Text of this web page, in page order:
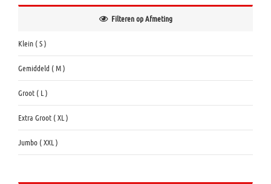
Filteren op Afmeting
Klein ( S )
Gemiddeld ( M )
Groot ( L )
Extra Groot ( XL )
Jumbo ( XXL )